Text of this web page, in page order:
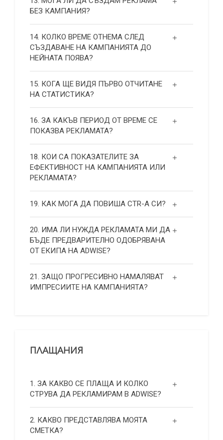
БЕЗ КАМПАНИЯ?
14. КОЛКО ВРЕМЕ ОТНЕМА СЛЕД
СЪЗДАВАНЕ НА КАМПАНИЯТА ДО
НЕЙНАТА ПОЯВА?
15. КОГА ЩЕ ВИДЯ ПЪРВО ОТЧИТАНЕ
НА СТАТИСТИКА?
16. ЗА КАКЪВ ПЕРИОД ОТ ВРЕМЕ СЕ
ПОКАЗВА РЕКЛАМАТА?
18. КОИ СА ПОКАЗАТЕЛИТЕ ЗА
ЕФЕКТИВНОСТ НА КАМПАНИЯТА ИЛИ
РЕКЛАМАТА?
19. КАК МОГА ДА ПОВИША СТR-А СИ?
20. ИМА ЛИ НУЖДА РЕКЛАМАТА МИ ДА
БЪДЕ ПРЕДВАРИТЕЛНО ОДОБРЯВАНА
ОТ ЕКИПА НА ADWISE?
21. ЗАЩО ПРОГРЕСИВНО НАМАЛЯВАТ
ИМПРЕСИИТЕ НА КАМПАНИЯТА?
ПЛАЩАНИЯ
1. ЗА КАКВО СЕ ПЛАЩА И КОЛКО
СТРУВА ДА РЕКЛАМИРАМ В ADWISE?
2. КАКВО ПРЕДСТАВЛЯВА МОЯТА
СМЕТКА?